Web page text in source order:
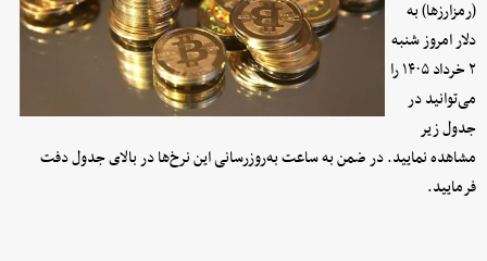
(رمزارزها) به
دلار امروز شنبه
۲ خرداد ۱۴۰۵ را
می‌توانید در
جدول زیر
مشاهده نمایید. در ضمن به ساعت به‌روز‌رسانی این نرخ‌ها در بالای جدول دفت
فرمایید.